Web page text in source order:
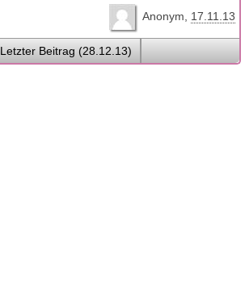
Anonym 17.11.13
Letzter Beitrag (28.12.13)